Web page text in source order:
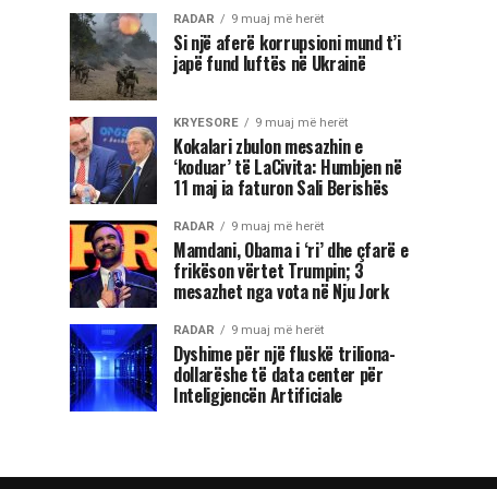
RADAR 9 muaj më herët
Si një aferë korrupsioni mund t’i
japë fund luftës në Ukrainë
KRYESORE 9 muaj më herët
Kokalari zbulon mesazhin e
‘koduar’ të LaCivita: Humbjen në
11 maj ia faturon Sali Berishës
RADAR 9 muaj më herët
Mamdani, Obama i ‘ri’ dhe çfarë e
frikëson vërtet Trumpin; 3
mesazhet nga vota në Nju Jork
RADAR 9 muaj më herët
Dyshime për një fluskë triliona-
dollarëshe të data center për
Inteligjencën Artificiale